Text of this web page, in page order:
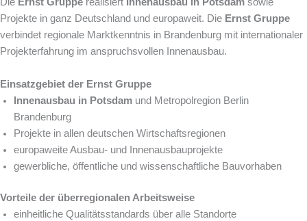
Die Ernst Gruppe realisiert Innenausbau in Potsdam sowie
Projekte in ganz Deutschland und europaweit. Die Ernst Gruppe
verbindet regionale Marktkenntnis in Brandenburg mit internationaler
Projekterfahrung im anspruchsvollen Innenausbau.
Einsatzgebiet der Ernst Gruppe
Innenausbau in Potsdam und Metropolregion Berlin
Brandenburg
Projekte in allen deutschen Wirtschaftsregionen
europaweite Ausbau- und Innenausbauprojekte
gewerbliche, öffentliche und wissenschaftliche Bauvorhaben
Vorteile der überregionalen Arbeitsweise
einheitliche Qualitätsstandards über alle Standorte